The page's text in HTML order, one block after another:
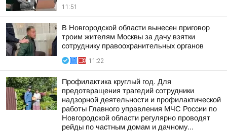
11:51
В Новгородской области вынесен приговор
троим жителям Москвы за дачу взятки
сотруднику правоохранительных органов
11:22
Профилактика круглый год. Для
предотвращения трагедий сотрудники
надзорной деятельности и профилактической
работы Главного управления МЧС России по
Новгородской области регулярно проводят
рейды по частным домам и дачному...